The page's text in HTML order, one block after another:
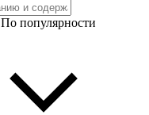
По популярности